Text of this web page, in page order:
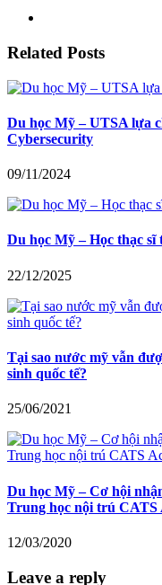
Related Posts
Du học Mỹ – UTSA lựa
Cybersecurity
09/11/2024
Du học Mỹ – Học thạc
22/12/2025
Tại sao nước mỹ vẫn
sinh quốc tế?
25/06/2021
Du học Mỹ – Cơ hội
Trung học nội trú CATS
12/03/2020
Leave a reply